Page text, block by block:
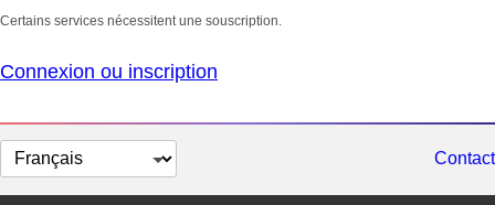
Certains services nécessitent une souscription.
Connexion ou inscription
Changer
la
Contact